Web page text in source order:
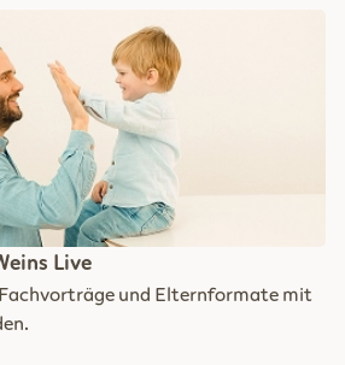
Live
und Elternformate mit